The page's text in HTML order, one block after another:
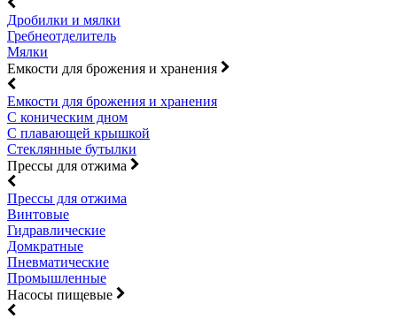
Дробилки и мялки
Гребнеотделитель
Мялки
Емкости для брожения и хранения
Емкости для брожения и хранения
С коническим дном
С плавающей крышкой
Стеклянные бутылки
Прессы для отжима
Прессы для отжима
Винтовые
Гидравлические
Домкратные
Пневматические
Промышленные
Насосы пищевые